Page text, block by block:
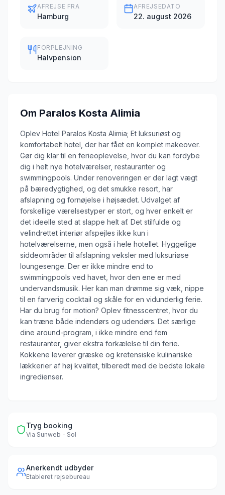
AFREJSE FRA
Hamburg
AFREJSEDATO
22. august 2026
FORPLEJNING
Halvpension
Om Paralos Kosta Alimia
Oplev Hotel Paralos Kosta Alimia; Et luksuriøst og
komfortabelt hotel, der har fået en komplet makeover.
Gør dig klar til en ferieoplevelse, hvor du kan fordybe
dig i helt nye hotelværelser, restauranter og
swimmingpools. Under renoveringen er der lagt vægt
på bæredygtighed, og det smukke resort, har
afslapning og fornøjelse i højsædet. Udvalget af
forskellige værelsestyper er stort, og hver enkelt er
det ideelle sted at slappe helt af. Det stilfulde og
velindrettet interiør afspejles ikke kun i
hotelværelserne, men også i hele hotellet. Hyggelige
siddeområder til afslapning veksler med luksuriøse
loungesenge. Der er ikke mindre end to
swimmingpools ved havet, hvor den ene er med
undervandsmusik. Her kan man drømme sig væk, nippe
til en farverig cocktail og skåle for en vidunderlig ferie.
Har du brug for motion? Oplev fitnesscentret, hvor du
kan træne både indendørs og udendørs. Det særlige
dine around-program, i ikke mindre end fem
restauranter, giver ekstra forkælelse til din ferie.
Kokkene leverer græske og kretensiske kulinariske
lækkerier af høj kvalitet, tilberedt med de bedste lokale
ingredienser.
Tryg booking
Via Sunweb - Sol
Anerkendt udbyder
Etableret rejsebureau